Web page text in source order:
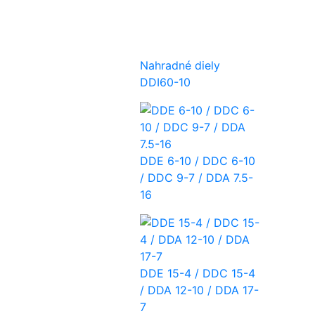
Nahradné diely
DDI60-10
DDE 6-10 / DDC 6-10
/ DDC 9-7 / DDA 7.5-
16
DDE 15-4 / DDC 15-4
/ DDA 12-10 / DDA 17-
7